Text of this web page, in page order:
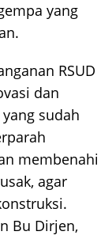
yang
RSUD
dan
sudah
membenahi
agar
Bu Dirjen,